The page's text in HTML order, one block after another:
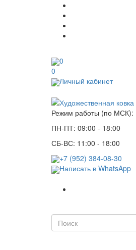
0
0
Личный кабинет
Режим работы (по МСК):
ПН-ПТ: 09:00 - 18:00
СБ-ВС: 11:00 - 18:00
+7 (952) 384-08-30
Написать в WhatsApp